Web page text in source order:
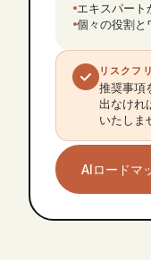
エキスパート
個々の役割と
リスクフ
推奨事項
出なけれ
いたしま
AIロードマ